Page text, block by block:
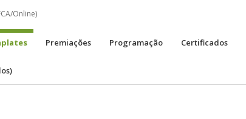
Online)
Premiações Programação Certificados